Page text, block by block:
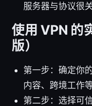
服务器与协议很关
使用 VPN 的
版）
第一步：确定你
内容、跨境工作等
第二步：选择可